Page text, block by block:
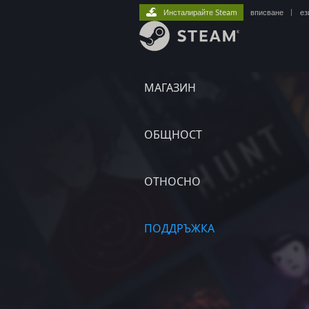
МАГАЗИН
ОБЩНОСТ
ОТНОСНО
ПОДДРЪЖКА
Инсталирайте Steam вписване